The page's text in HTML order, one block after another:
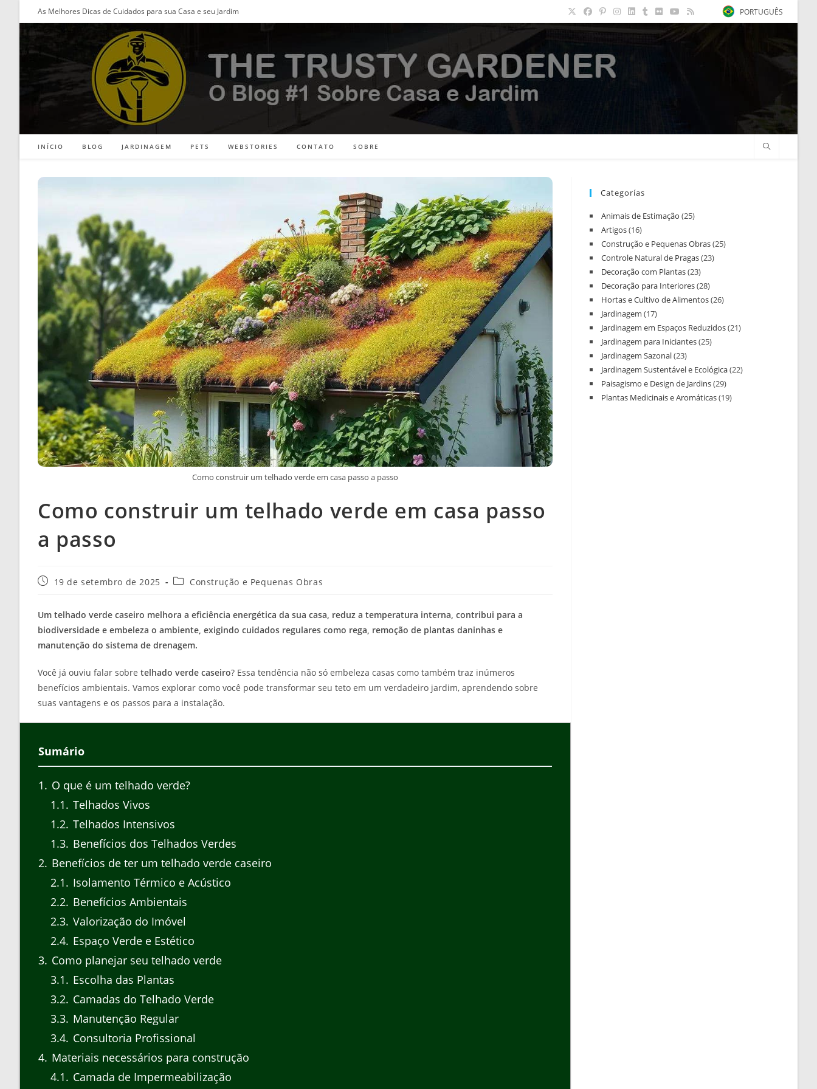
conteúdo
As Melhores Dicas de Cuidados para sua Casa e seu Jardim PORTUGUÊS
INÍCIO BLOG JARDINAGEM PETS WEBSTORIES CONTATO SOBRE
Como construir um telhado verde em casa passo a passo
Como construir um telhado verde em casa passo
a passo
Post19 de setembro de 2025
Categoria
Construção e Pequenas Obras
Um telhado verde caseiro melhora a eficiência energética da sua casa, reduz a temperatura interna, contribui para a
biodiversidade e embeleza o ambiente, exigindo cuidados regulares como rega, remoção de plantas daninhas e
manutenção do sistema de drenagem.
Você já ouviu falar sobre telhado verde caseiro? Essa tendência não só embeleza casas como também traz inúmeros
benefícios ambientais. Vamos explorar como você pode transformar seu teto em um verdadeiro jardim, aprendendo sobre
suas vantagens e os passos para a instalação.
Sumário
1
O que é um telhado verde?
1.1
Telhados Vivos
1.2 Telhados Intensivos
1.3 Benefícios dos Telhados Verdes
2 Benefícios de ter um telhado verde caseiro
2.1
Isolamento Térmico e Acústico
2.2 Benefícios Ambientais
2.3 Valorização do Imóvel
2.4 Espaço Verde e Estético
3 Como planejar seu telhado verde
3.1
Escolha das Plantas
3.2 Camadas do Telhado Verde
3.3 Manutenção Regular
3.4 Consultoria Profissional
4 Materiais necessários para construção
4.1
Camada de Impermeabilização
Categorías
Animais de Estimação (25)
Artigos(16)
Construção e Pequenas Obras(25)
Controle Natural de Pragas(23)
Decoração com Plantas(23)
Decoração para Interiores(28)
Hortas e Cultivo de Alimentos(26)
Jardinagem (17)
Jardinagem em Espaços Reduzidos(21)
Jardinagem para Iniciantes(25)
Jardinagem Sazonal(23)
Jardinagem Sustentável e Ecológica(22)
Paisagismo e Design de Jardins(29)
Plantas Medicinais e Aromáticas(19)